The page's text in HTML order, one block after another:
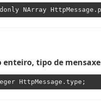
enteiro, tipo de mensaxe